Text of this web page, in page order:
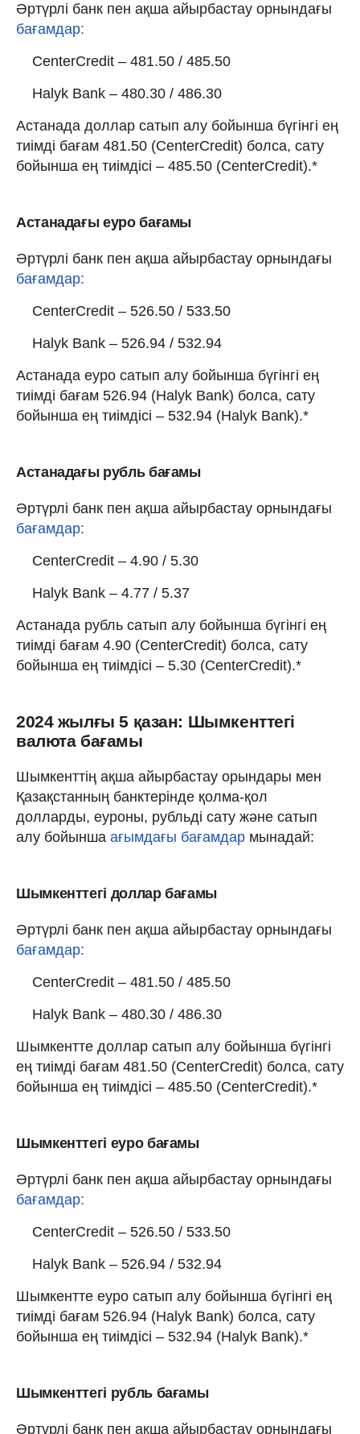
Әртүрлі банк пен ақша айырбастау орнындағы
бағамдар:
CenterCredit – 481.50 / 485.50
Halyk Bank – 480.30 / 486.30
Астанада доллар сатып алу бойынша бүгінгі ең
тиімді бағам 481.50 (CenterCredit) болса, сату
бойынша ең тиімдісі – 485.50 (CenterCredit).*
Астанадағы еуро бағамы
Әртүрлі банк пен ақша айырбастау орнындағы
бағамдар:
CenterCredit – 526.50 / 533.50
Halyk Bank – 526.94 / 532.94
Астанада еуро сатып алу бойынша бүгінгі ең
тиімді бағам 526.94 (Halyk Bank) болса, сату
бойынша ең тиімдісі – 532.94 (Halyk Bank).*
Астанадағы рубль бағамы
Әртүрлі банк пен ақша айырбастау орнындағы
бағамдар:
CenterCredit – 4.90 / 5.30
Halyk Bank – 4.77 / 5.37
Астанада рубль сатып алу бойынша бүгінгі ең
тиімді бағам 4.90 (CenterCredit) болса, сату
бойынша ең тиімдісі – 5.30 (CenterCredit).*
2024 жылғы 5 қазан: Шымкенттегі
валюта бағамы
Шымкенттің ақша айырбастау орындары мен
Қазақстанның банктерінде қолма-қол
долларды, еуроны, рубльді сату және сатып
алу бойынша ағымдағы бағамдар мынадай:
Шымкенттегі доллар бағамы
Әртүрлі банк пен ақша айырбастау орнындағы
бағамдар:
CenterCredit – 481.50 / 485.50
Halyk Bank – 480.30 / 486.30
Шымкентте доллар сатып алу бойынша бүгінгі
ең тиімді бағам 481.50 (CenterCredit) болса, сату
бойынша ең тиімдісі – 485.50 (CenterCredit).*
Шымкенттегі еуро бағамы
Әртүрлі банк пен ақша айырбастау орнындағы
бағамдар:
CenterCredit – 526.50 / 533.50
Halyk Bank – 526.94 / 532.94
Шымкентте еуро сатып алу бойынша бүгінгі ең
тиімді бағам 526.94 (Halyk Bank) болса, сату
бойынша ең тиімдісі – 532.94 (Halyk Bank).*
Шымкенттегі рубль бағамы
Әртүрлі банк пен ақша айырбастау орнындағы